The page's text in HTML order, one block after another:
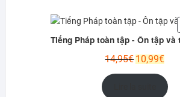
Tiếng Pháp toàn tập - Ôn tập và
14,95€Le
10,99€Le